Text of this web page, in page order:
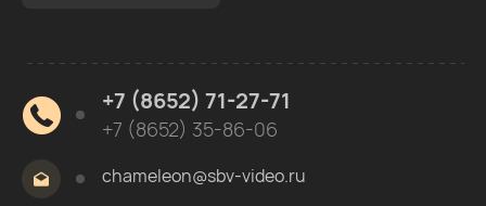
+7 (8652) 71-27-71
+7 (8652) 35-86-06
сhameleon@sbv-video.ru